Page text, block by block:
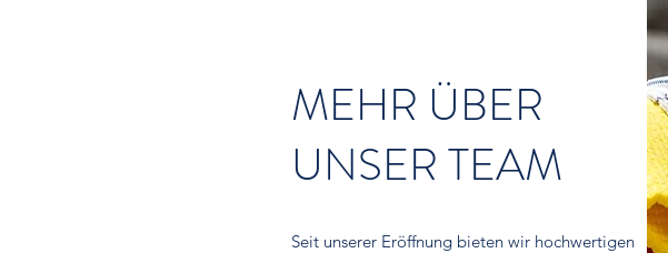
MEHR ÜBER
UNSER TEAM
Seit unserer Eröffnung bieten wir hochwertigen